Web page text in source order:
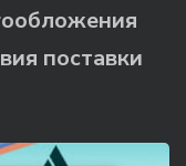
поставки